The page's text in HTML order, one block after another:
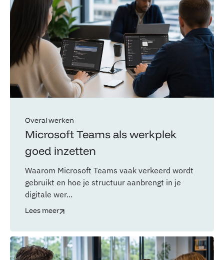
Overal werken
Microsoft Teams als werkplek
goed inzetten
Waarom Microsoft Teams vaak verkeerd wordt
gebruikt en hoe je structuur aanbrengt in je
digitale wer...
Lees meer